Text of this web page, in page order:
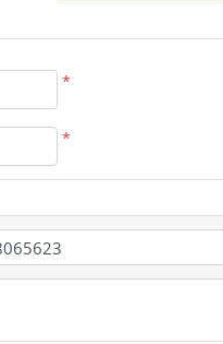
*
*